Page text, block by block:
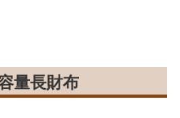
量長財布